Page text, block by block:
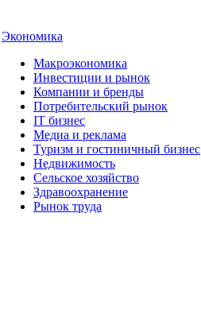
Экономика
Макроэкономика
Инвестиции и рынок
Компании и бренды
Потребительский рынок
IT бизнес
Медиа и реклама
Туризм и гостиничный бизнес
Недвижимость
Сельское хозяйство
Здравоохранение
Рынок труда